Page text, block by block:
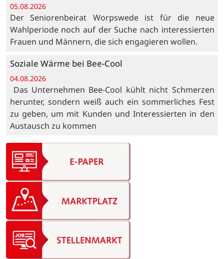
05.08.2026
Der Seniorenbeirat Worpswede ist für die neue
Wahlperiode noch auf der Suche nach interessierten
Frauen und Männern, die sich engagieren wollen.
Soziale Wärme bei Bee-Cool
04.08.2026
Das Unternehmen Bee-Cool kühlt nicht Schmerzen
herunter, sondern weiß auch ein sommerliches Fest
zu geben, um mit Kunden und Interessierten in den
Austausch zu kommen